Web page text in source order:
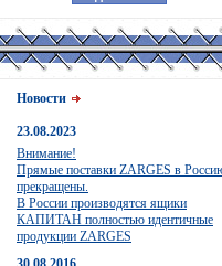
Новости
23.08.2023
Внимание!
Прямые поставки ZARGES в
прекращены.
В России производятся ящики
КАПИТАН полностью идентичные
продукции ZARGES